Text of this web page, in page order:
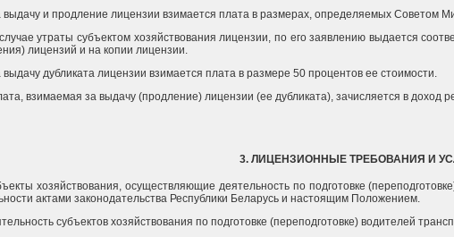
выдачу и продление лицензии взимается плата в размерах, определяемых Советом
утраты субъектом хозяйствования лицензии, по его заявлению выдается
лицензий и на копии лицензии.
выдачу дубликата лицензии взимается плата в размере 50 процентов ее стоимости.
взимаемая за выдачу (продление) лицензии (ее дубликата), зачисляется в доход
3. ЛИЦЕНЗИОННЫЕ ТРЕБОВАНИЯ И
хозяйствования, осуществляющие деятельность по подготовке
актами законодательства Республики Беларусь и настоящим Положением.
субъектов хозяйствования по подготовке (переподготовке) водителей